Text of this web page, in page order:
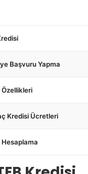
Başvuru Yapma
Özellikleri
Kredisi Ücretleri